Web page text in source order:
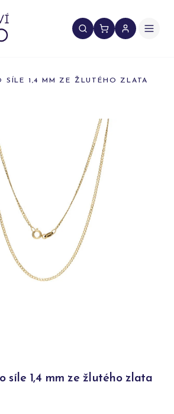
SÍLE 1,4 MM ZE ŽLUTÉHO ZLATA
síle 1,4 mm ze žlutého zlata